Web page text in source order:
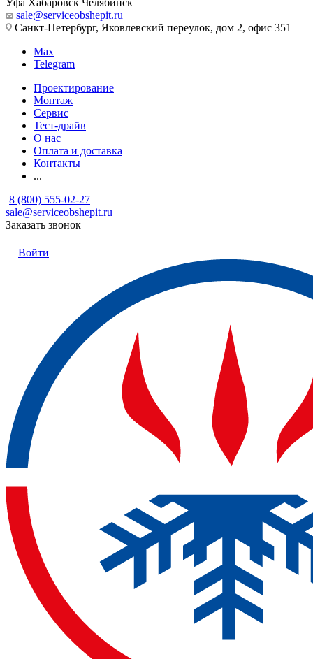
Уфа Хабаровск Челябинск
sale@serviceobshepit.ru
Санкт-Петербург, Яковлевский переулок, дом 2, офис 351
Max
Telegram
Проектирование
Монтаж
Сервис
Тест-драйв
О нас
Оплата и доставка
Контакты
...
8 (800) 555-02-27
sale@serviceobshepit.ru
Заказать звонок
Войти